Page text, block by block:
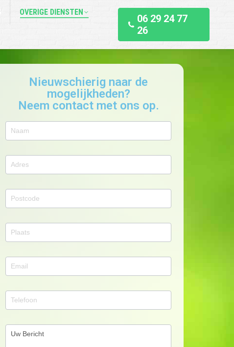
OVERIGE DIENSTEN
06 29 24 77
26
Nieuwschierig naar de
mogelijkheden?
Neem contact met ons op.
Contact